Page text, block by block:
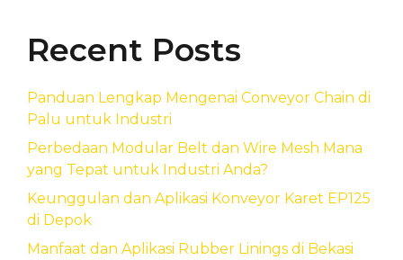
Recent Posts
Panduan Lengkap Mengenai Conveyor Chain di
Palu untuk Industri
Perbedaan Modular Belt dan Wire Mesh Mana
yang Tepat untuk Industri Anda?
Keunggulan dan Aplikasi Konveyor Karet EP125
di Depok
Manfaat dan Aplikasi Rubber Linings di Bekasi